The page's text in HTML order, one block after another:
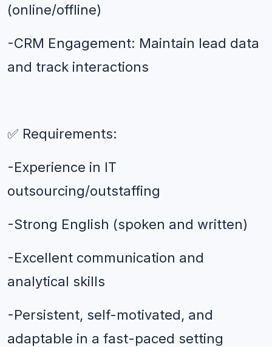
(online/offline)
-CRM Engagement: Maintain lead data
and track interactions
✅ Requirements:
-Experience in IT
outsourcing/outstaffing
-Strong English (spoken and written)
-Excellent communication and
analytical skills
-Persistent, self-motivated, and
adaptable in a fast-paced setting